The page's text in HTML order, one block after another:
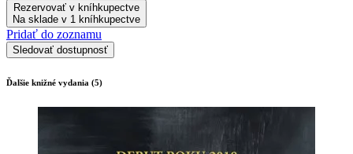
Rezervovať v kníhkupectve
Na sklade v 1 kníhkupectve
Pridať do zoznamu
Sledovať dostupnosť
Ďalšie knižné vydania (5)